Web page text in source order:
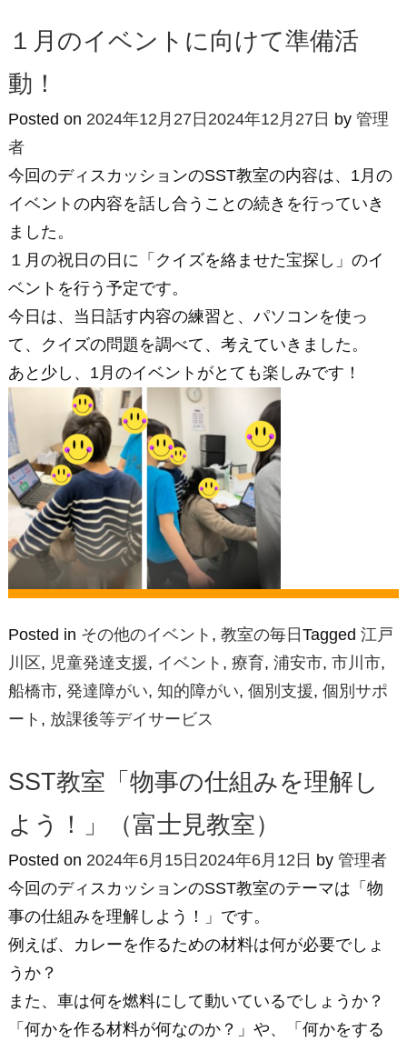
１月のイベントに向けて準備活
動！
Posted on 2024年12月27日 2024年12月27日 by 管理
者
今回のディスカッションのSST教室の内容は、1月の
イベントの内容を話し合うことの続きを行っていき
ました。
１月の祝日の日に「クイズを絡ませた宝探し」のイ
ベントを行う予定です。
今日は、当日話す内容の練習と、パソコンを使っ
て、クイズの問題を調べて、考えていきました。
あと少し、1月のイベントがとても楽しみです！
Posted in その他のイベント , 教室の毎日 Tagged 江戸
川区 , 児童発達支援, イベント , 療育, 浦安市, 市川市,
船橋市, 発達障がい, 知的障がい, 個別支援, 個別サポ
ート , 放課後等デイサービス
SST教室「物事の仕組みを理解し
よう！」（富士見教室）
Posted on 2024年6月15日 2024年6月12日 by 管理者
今回のディスカッションのSST教室のテーマは「物
事の仕組みを理解しよう！」です。
例えば、カレーを作るための材料は何が必要でしょ
うか？
また、車は何を燃料にして動いているでしょうか？
「何かを作る材料が何なのか？」や、「何かをする